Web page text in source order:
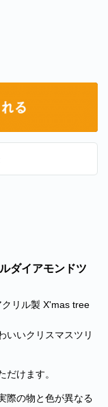
ダイアモンドツ
リル製 X'mas tree
いいクリスマスツリ
けます。
際の物と色が異なる